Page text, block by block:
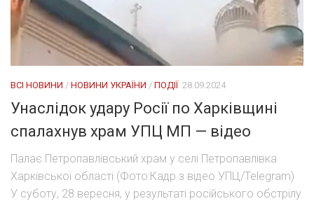
ВСІ НОВИНИ / НОВИНИ УКРАЇНИ / ПОДІЇ 28.09.2024
Унаслідок удару Росії по Харківщині
спалахнув храм УПЦ МП — відео
Палає Петропавлівський храм у селі Петропавлівка
Харківської області (Фото:Кадр з відео УПЦ/Telegram)
У суботу, 28 вересня, у результаті російського обстрілу